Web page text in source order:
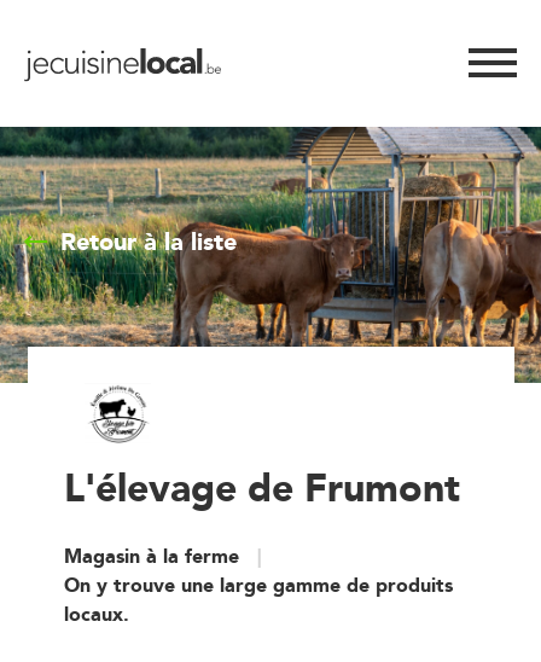
Retour à la liste
L'élevage de Frumont
Magasin à la ferme
On y trouve une large gamme de produits
locaux.